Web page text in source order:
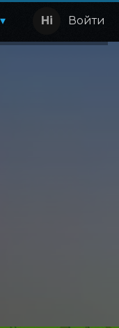
Войти